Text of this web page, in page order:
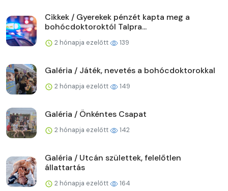
Cikkek / Gyerekek pénzét kapta meg a
bohócdoktoroktól Talpra...
2 hónapja ezelőtt 139
Galéria / Játék, nevetés a bohócdoktorokkal
2 hónapja ezelőtt 149
Galéria / Önkéntes Csapat
2 hónapja ezelőtt 142
Galéria / Utcán születtek, felelőtlen
állattartás
2 hónapja ezelőtt 164